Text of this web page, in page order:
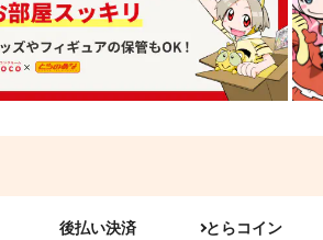
後払い決済 とらコイン